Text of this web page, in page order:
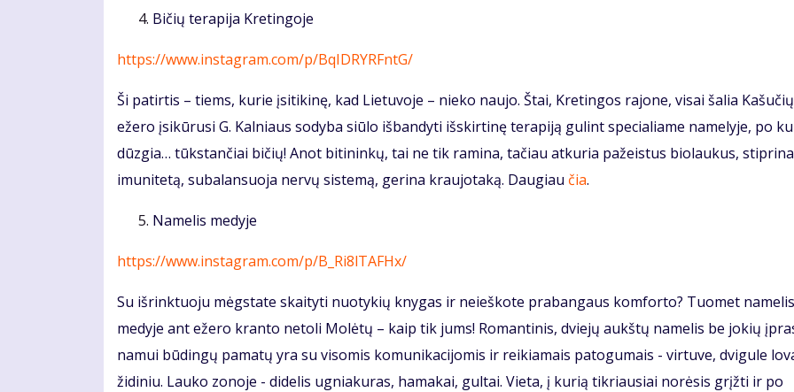
Bičių terapija Kretingoje
https://www.instagram.com/p/BqIDRYRFntG/
Ši patirtis – tiems, kurie įsitikinę, kad Lietuvoje – nieko naujo. Štai, Kretingos rajone, visai šalia Kašučių
ežero įsikūrusi G. Kalniaus sodyba siūlo išbandyti išskirtinę terapiją gulint specialiame namelyje, po
dūzgia… tūkstančiai bičių! Anot bitininkų, tai ne tik ramina, tačiau atkuria pažeistus biolaukus, stiprina
imunitetą, subalansuoja nervų sistemą, gerina kraujotaką. Daugiau čia.
Namelis medyje
https://www.instagram.com/p/B_Ri8lTAFHx/
Su išrinktuoju mėgstate skaityti nuotykių knygas ir neieškote prabangaus komforto? Tuomet namelis
medyje ant ežero kranto netoli Molėtų – kaip tik jums! Romantinis, dviejų aukštų namelis be jokių
namui būdingų pamatų yra su visomis komunikacijomis ir reikiamais patogumais - virtuve, dvigule
židiniu. Lauko zonoje - didelis ugniakuras, hamakai, gultai. Vieta, į kurią tikriausiai norėsis grįžti ir po